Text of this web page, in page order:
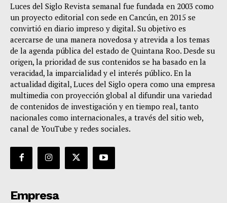
Luces del Siglo Revista semanal fue fundada en 2003 como
un proyecto editorial con sede en Cancún, en 2015 se
convirtió en diario impreso y digital. Su objetivo es
acercarse de una manera novedosa y atrevida a los temas
de la agenda pública del estado de Quintana Roo. Desde su
origen, la prioridad de sus contenidos se ha basado en la
veracidad, la imparcialidad y el interés público. En la
actualidad digital, Luces del Siglo opera como una empresa
multimedia con proyección global al difundir una variedad
de contenidos de investigación y en tiempo real, tanto
nacionales como internacionales, a través del sitio web,
canal de YouTube y redes sociales.
Empresa